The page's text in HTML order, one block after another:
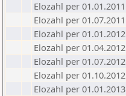
Elozahl per 01.01.2011
Elozahl per 01.07.2011
Elozahl per 01.01.2012
Elozahl per 01.04.2012
Elozahl per 01.07.2012
Elozahl per 01.10.2012
Elozahl per 01.01.2013